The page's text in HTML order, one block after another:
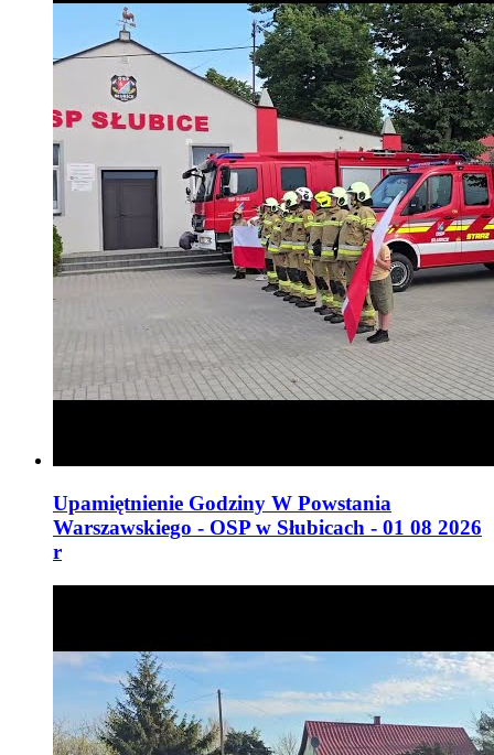
Upamiętnienie Godziny W Powstania
Warszawskiego - OSP w Słubicach - 01 08 2026
r